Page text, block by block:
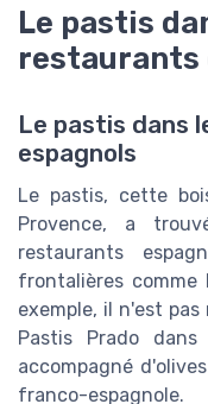
Le pastis
restaurants
Le pastis dans
espagnols
Le pastis, cette
Provence, a
restaurants
frontalières comme
exemple, il n'est
Pastis Prado
accompagné
franco-espagnole.